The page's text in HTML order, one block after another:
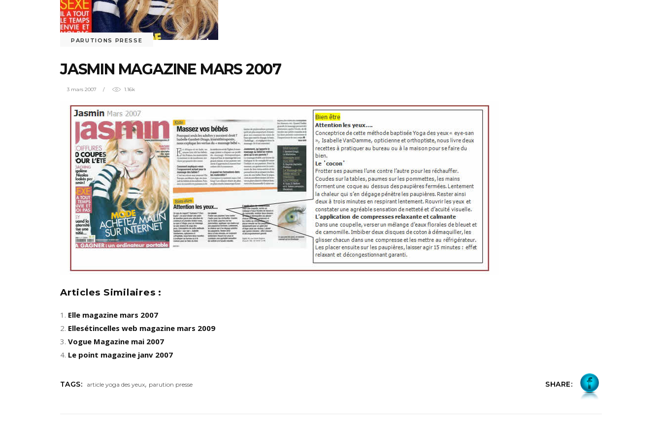
PARUTIONS PRESSE
JASMIN MAGAZINE MARS 2007
3 mars 2007 1.16k
Articles Similaires :
Elle magazine mars 2007
Ellesétincelles web magazine mars 2009
Vogue Magazine mai 2007
Le point magazine janv 2007
TAGS: article yoga des yeux, parution presse SHARE: